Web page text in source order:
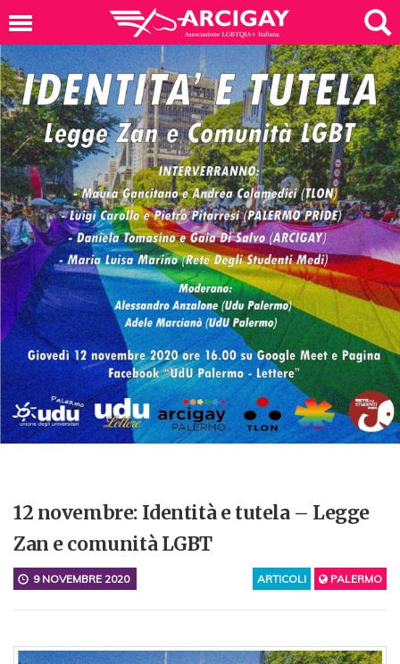
12 novembre: Identità e tutela – Legge
Zan e comunità LGBT
ARTICOLI PALERMO
9 NOVEMBRE 2020